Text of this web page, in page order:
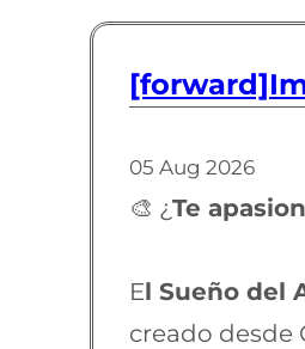
05 Aug 2026
🎨 ¿Te
El Sueño del
creado desde